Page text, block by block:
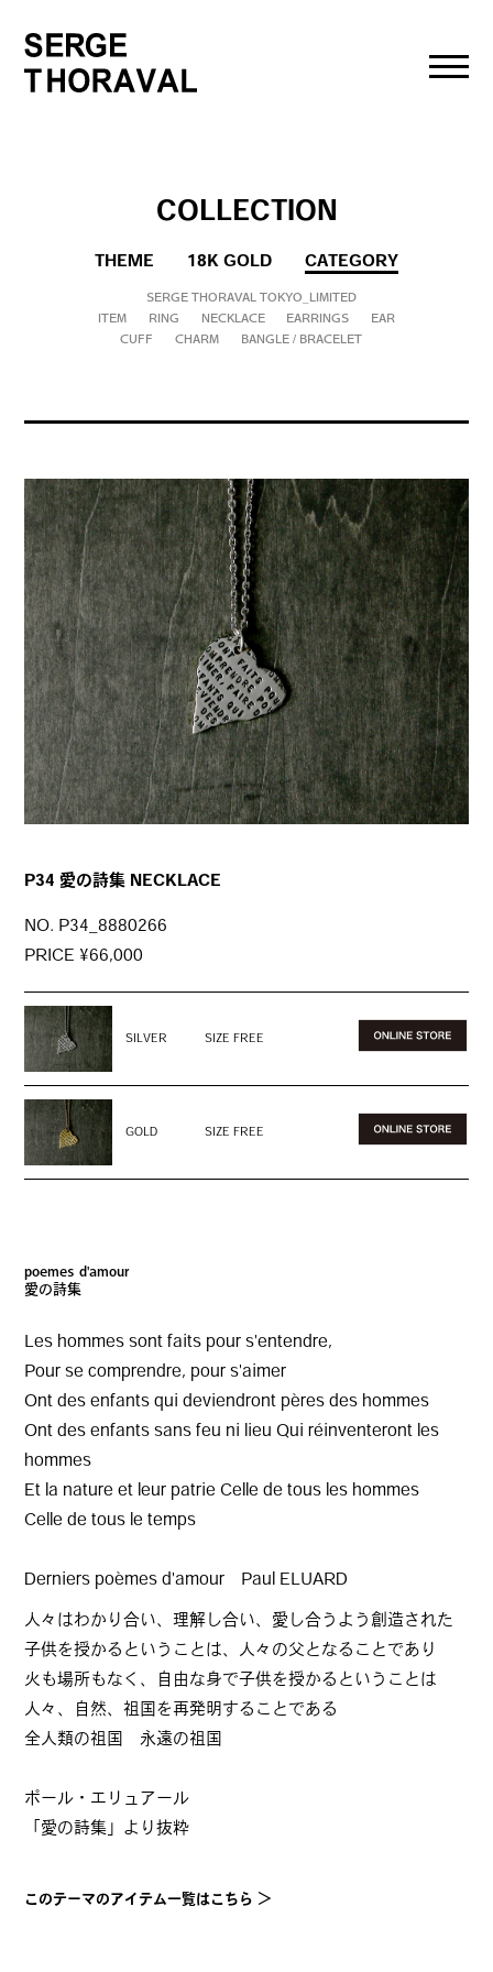
COLLECTION
THEME 18K GOLD CATEGORY
SERGE THORAVAL TOKYO_LIMITED
ITEM
RING NECKLACE EARRINGS
EAR
CUFF
CHARM BANGLE / BRACELET
P34 愛の詩集 NECKLACE
NO. P34_8880266
PRICE ¥66,000
SILVER SIZE FREE
GOLD SIZE FREE
poemes d'amour
愛の詩集
Les hommes sont faits pour s'entendre,
Pour se comprendre, pour s'aimer
Ont des enfants qui deviendront pères des hommes
Ont des enfants sans feu ni lieu Qui réinventeront les
hommes
Et la nature et leur patrie Celle de tous les hommes
Celle de tous le temps
Derniers poèmes d'amour Paul ELUARD
人々はわかり合い、理解し合い、愛し合うよう創造された
子供を授かるということは、人々の父となることであり
火も場所もなく、自由な身で子供を授かるということは
人々、自然、祖国を再発明することである
全人類の祖国 永遠の祖国
ポール・エリュアール
「愛の詩集」より抜粋
このテーマのアイテム一覧はこちら ＞